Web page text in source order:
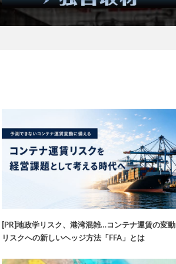
[PR]地政学リスク、港湾混雑…コンテナ運賃の変動
リスクへの新しいヘッジ方法「FFA」とは